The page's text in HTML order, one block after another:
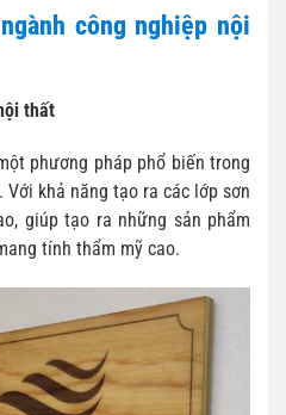
công nghiệp nội
thất
phương pháp phổ biến trong
khả năng tạo ra các lớp sơn
giúp tạo ra những sản phẩm
tính thẩm mỹ cao.